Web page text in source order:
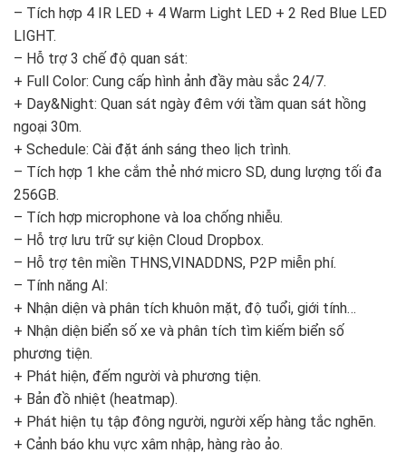
– Tích hợp 4 IR LED + 4 Warm Light LED + 2 Red Blue LED
LIGHT.
– Hỗ trợ 3 chế độ quan sát:
+ Full Color: Cung cấp hình ảnh đầy màu sắc 24/7.
+ Day&Night: Quan sát ngày đêm với tầm quan sát hồng
ngoại 30m.
+ Schedule: Cài đặt ánh sáng theo lịch trình.
– Tích hợp 1 khe cắm thẻ nhớ micro SD, dung lượng tối đa
256GB.
– Tích hợp microphone và loa chống nhiễu.
– Hỗ trợ lưu trữ sự kiện Cloud Dropbox.
– Hỗ trợ tên miền THNS,VINADDNS, P2P miễn phí.
– Tính năng AI:
+ Nhận diện và phân tích khuôn mặt, độ tuổi, giới tính…
+ Nhận diện biển số xe và phân tích tìm kiếm biển số
phương tiện.
+ Phát hiện, đếm người và phương tiện.
+ Bản đồ nhiệt (heatmap).
+ Phát hiện tụ tập đông người, người xếp hàng tắc nghẽn.
+ Cảnh báo khu vực xâm nhập, hàng rào ảo.